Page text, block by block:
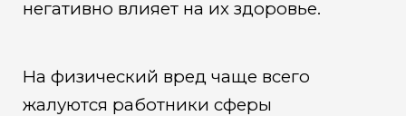
негативно влияет на их здоровье.
На физический вред чаще всего
жалуются работники сферы